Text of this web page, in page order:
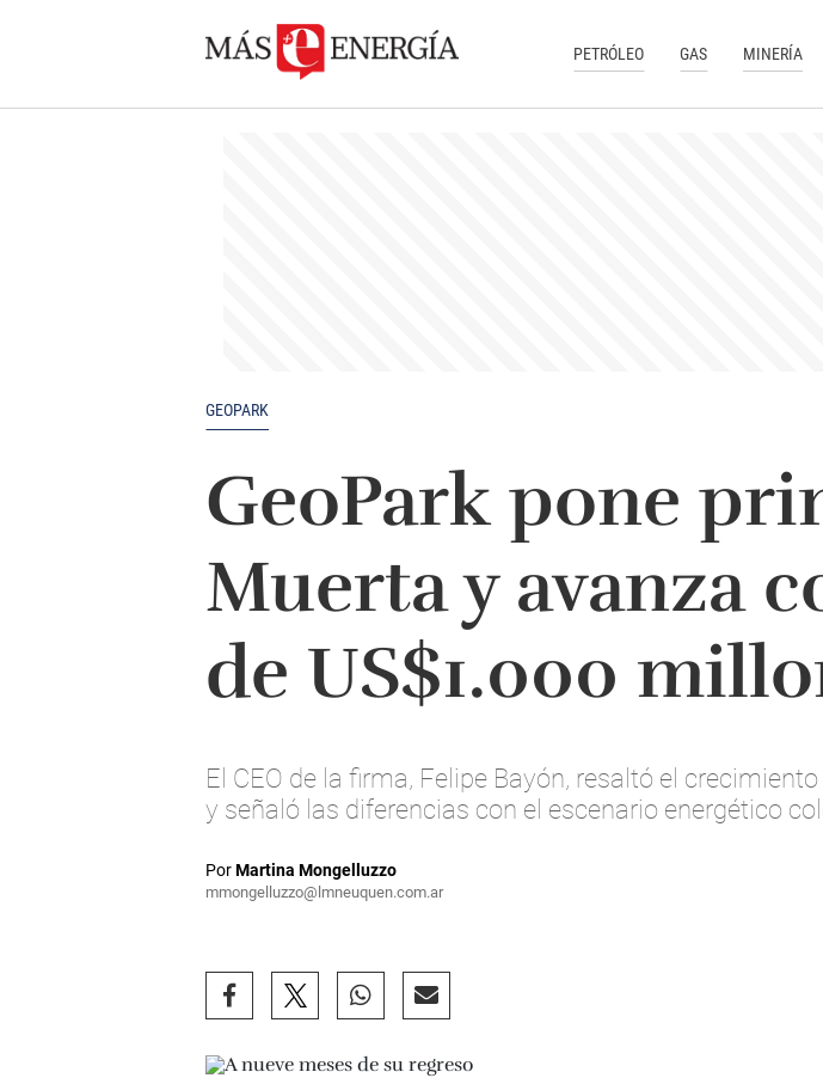
PETRÓLEO GAS MINERÍA
GEOPARK
GeoPark pone
Muerta y avanza
de US$1.000
El CEO de la firma, Felipe Bayón, resaltó el
y señaló las diferencias con el escenario energético
PorMartina Mongelluzzo
mmongelluzzo@lmneuquen.com.ar